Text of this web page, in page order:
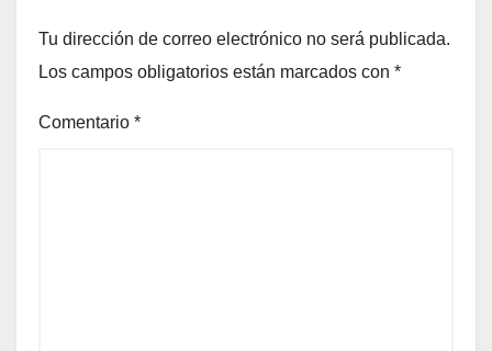
Tu dirección de correo electrónico no será publicada.
Los campos obligatorios están marcados con *
Comentario *